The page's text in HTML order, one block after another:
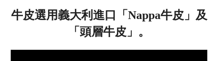
牛皮選用義大利進口「 Nappa牛皮」及
「頭層牛皮」。